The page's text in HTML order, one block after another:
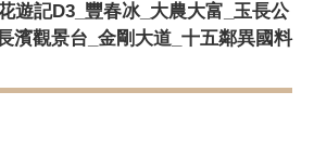
遊記D3_豐春冰_大農大富_玉長公
濱觀景台_金剛大道_十五鄰異國料